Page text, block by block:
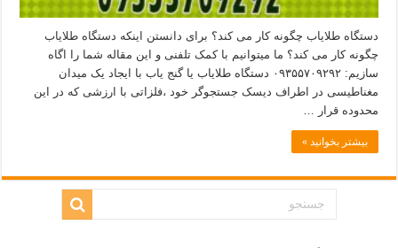
دستگاه طلایاب چگونه کار می کند؟ برای دانستن اینکه دستگاه طلایاب
چگونه کار می کند؟ ما میتوانیم با کمک تلفنی و این مقاله شما را اگاه
سازیم: ۰۹۳۵۵۷۰۹۲۹۲ دستگاه طلایاب یا گنج یاب با ایجاد یک میدان
مغناطیسی در اطراف دیسک جستجوگر خود ،فلزاتی با ارزشی که در این
محدوده قرار …
بیشتر بخوانید »